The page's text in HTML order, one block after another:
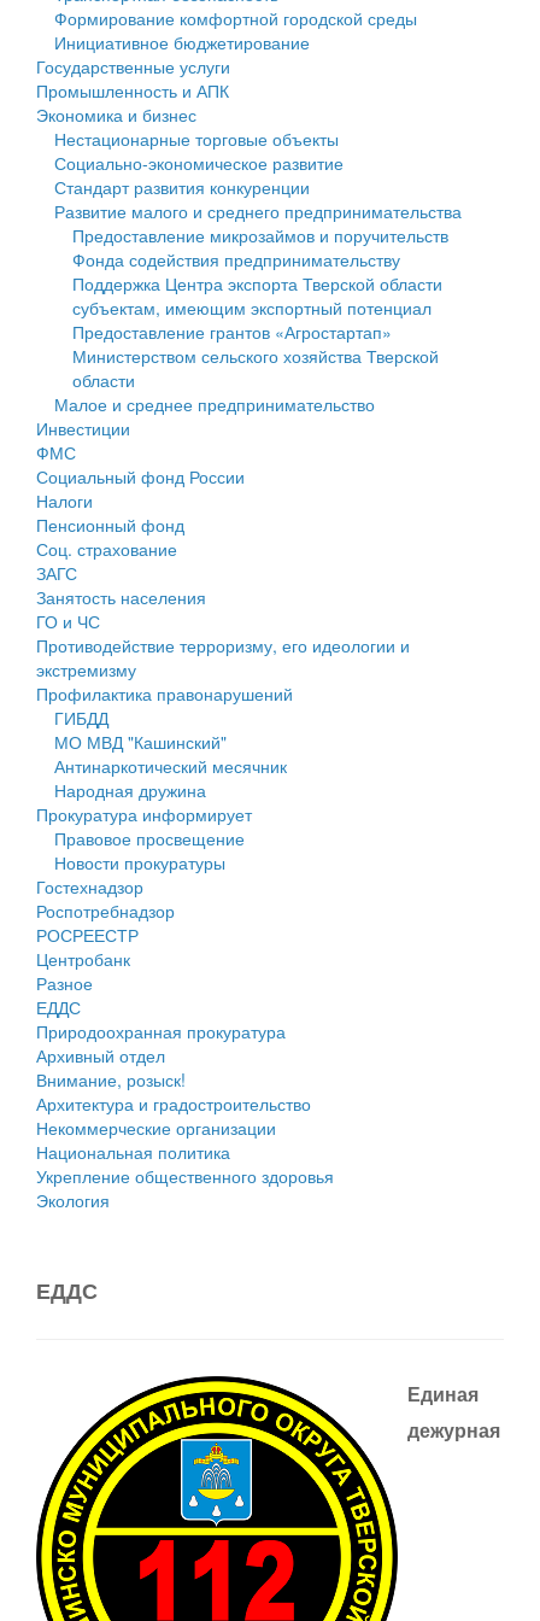
Государственные услуги
Промышленность и АПК
Экономика и бизнес
Символика
Устав
Гостям округа
Туризм
Культура
Образование
Здравоохранение
Социальная защита
Фотоальбом
муниципального округа Тверской области
Администрация Кашинского муниципального округа
Тверской области
Управление сельскими территориями
Открытые данные
Работа с обращениями граждан
Муниципальный контроль
Муниципальные услуги
Проекты административных регламентов
Антимонопольный комплаенс
Противодействие коррупции
Финансовое управление
Бюджет для граждан
Имущество
Выявление правообладателей ранее учтенных
объектов недвижимости
Имущественная поддержка субъектов малого и
среднего предпринимательства
Информационная поддержка субъектов малого и
среднего предпринимательства
Муниципальные программы
Контрольно-счетная палата
Персональные данные
Оценка регулирующего воздействия
Деятельность МУ
Нормативы градостроительного проектирования
Правила землепользования и застройки
Генеральные планы
Проекты планировки территории
Собрание депутатов
Городское поселение
Сельские поселения
Формирование комфортной городской среды
Инициативное бюджетирование
Государственные услуги
Промышленность и АПК
Экономика и бизнес
Нестационарные торговые объекты
Социально-экономическое развитие
Стандарт развития конкуренции
Развитие малого и среднего предпринимательства
Предоставление микрозаймов и поручительств
Фонда содействия предпринимательству
Поддержка Центра экспорта Тверской области
субъектам, имеющим экспортный потенциал
Предоставление грантов «Агростартап»
Министерством сельского хозяйства Тверской
области
Малое и среднее предпринимательство
Инвестиции
ФМС
Социальный фонд России
Налоги
Пенсионный фонд
Соц. страхование
ЗАГС
Занятость населения
ГО и ЧС
Противодействие терроризму, его идеологии и
экстремизму
Профилактика правонарушений
ГИБДД
МО МВД "Кашинский"
Антинаркотический месячник
Народная дружина
Прокуратура информирует
Правовое просвещение
Новости прокуратуры
Гостехнадзор
Роспотребнадзор
РОСРЕЕСТР
Центробанк
Разное
ЕДДС
Природоохранная прокуратура
Архивный отдел
Внимание, розыск!
Архитектура и градостроительство
Некоммерческие организации
Национальная политика
Укрепление общественного здоровья
Экология
ЕДДС
Единая
дежурная